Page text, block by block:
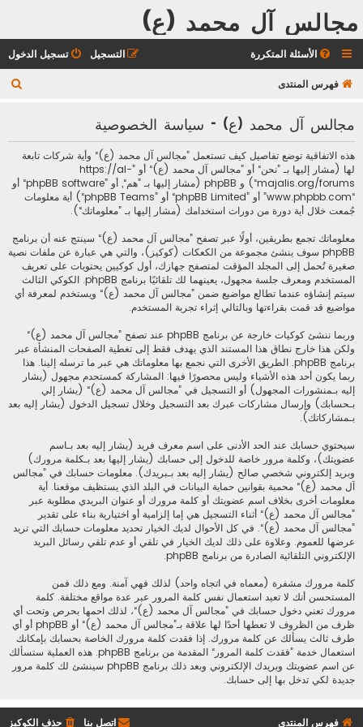
مجالس آل محمد (ع)
الأسئلة المتكررة تسجيل الدخول التسجيل
فهرس المنتدى
مجالس آل محمد (ع) - سياسة الخصوصية
هذه الاتفاقية توضع تفاصيل كيف تستعمل ”مجالس آل محمد (ع)“ وأية شركات تابعة
لها (مشار إليها بـ ”نحن“ أو ”مجالس آل محمد (ع)“ أو ”https://al-
majalis.org/forums“) و phpBB (مشار إليها بـ ”هم“, أو ”phpBB software“ أو
“www.phpbb.com” أو ”phpBB Limited“ أو ”phpBB Teams“) أية معلومات
جُمعت خلال أية دورة من دورات استخدامك (مشار إليها بـ ”معلوماتك“).
معلوماتك تجمع بطريقين، أولًا عبر تصفح ”مجالس آل محمد (ع)“ سينتج عنه أن برنامج
phpBB سوف ينشئ مجموعة من الكعكات (كوكيز)، والتي هي عبارة عن ملفات نصية
صغيرة تُحمل إلى المجلد المؤقت لمتصفح جهازك، أول كوكيين يحتويات على تعريف
المستخدم ومعرف جلسة مجهول، يعينهما لك تلقائيًا برنامج phpBB. الكوكي الثالث
سيتم إنشاؤه عندما تطالع مواضيع ضمن ”مجالس آل محمد (ع)“ ويستخدم لمعرفة أي
مواضيع قد قمت بقراءتها وبالتالي إثراء تجربة المستخدم.
وربما ننشئ كوكيات خارجة عن برنامج phpBB عند تصفح ”مجالس آل محمد (ع)“
ولكن هذا خارج نطاق هذا المستند الذي يهدف فقط إلى تغطية الصفحات المنشأة عبر
برنامج phpBB. الطريق الأخرى التي نجمع بها معلوماتك هي عبر ما ترسله إلينا. هذا
ربما يكون أحد هذه الأشياء وليس محصورًا فيها: المشاركة كمستحدم مجهول (يشار
إليه بـمنشورات المجهول) أو التسجيل في ”مجالس آل محمد (ع)“ (يشار إلي
بـحسابك) وإرسال مشاركات عبرك بعد التسجيل وخلال تسجيل الدخول (يشار إليه بعد
بـمشاركاتك).
سيحتوي حسابك عند الحد الأدنى على اسم معرف فريد (يشار إليه بعد بـاسم
عضويتك)، وكلمة مرور خاصة للدخول إلى حسابك (يشار إليها بعد بـكلمة مرورك)
وبريد إلكتروني شخصي صالح (يشار إليه بعد بـبريدك). معلومات حسابك في ”مجالس
آل محمد (ع)“ محمية بقوانين حماية البيانات في البلد الذي يستظيف موقعنا. أية
معلومات أخرى بخلاف اسم عضويتك أو كلمة مرورك أو عنوان البريدي مطلوبة عبر
”مجالس آل محمد (ع)“ أثناء التسجيل هي إما إلزامية أو اختيارية بناء على تقدير
”مجالس آل محمد (ع)“. في كل الأحوال لديك الخيار تحديد معلومات حسابك التي تريد
عرضها للعموم. وعلاوة على ذلك لديك الخيار في تلقي أو عدم تلقي رسائل البريد
الإلكتروني التلقائية الصادرة من برنامج phpBB.
كلمة مرورك مشفرة (معماه في اتجاه واحد) لذلك فهي آمنة. ومع ذلك فمن
المستحسن أنك لا تعيد استعمال نفس كلمة المرور عبر عدة مواقع مختلفة. كلمة
مرورك تعني دخول حسابك في ”مجالس آل محمد (ع)“، لذلك احمها بحرص وتحت أي
ظرف من الظروف لا تعطها أحدًا لها علاقة بـ”مجالس آل محمد (ع)“ أو phpBB أو أي
طرف ثالث يسألك عن كلمة مرورك. إذا فقدت كلمة مرورك الخاصة بحسابك بإمكانك
استعمال خدمة ”فقدت كلمة المرور“ المقدمة من برنامج phpBB. هذه العملية ستسألك
عن اسم عضويتك وبريدك الإلكتروني وبعد ذلك برنامج phpBB سينشئ لك كلمة مرور
جديدة لكي تدخل بها إلى حسابك.
فهرس المنتدى حذف الكوكيز اتصل بنا